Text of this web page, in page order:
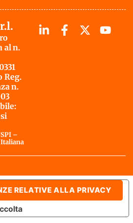
al n.
Reg.
n.
–
RELATIVE ALLA PRIVACY